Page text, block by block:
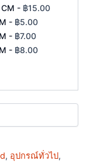
- ฿15.00
- ฿5.00
- ฿7.00
- ฿8.00
, อุปกรณ์ทั่วไป,